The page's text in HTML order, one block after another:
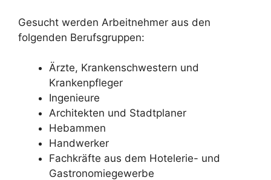
Gesucht werden Arbeitnehmer aus den
folgenden Berufsgruppen:
Ärzte, Krankenschwestern und
Krankenpfleger
Ingenieure
Architekten und Stadtplaner
Hebammen
Handwerker
Fachkräfte aus dem Hotelerie- und
Gastronomiegewerbe